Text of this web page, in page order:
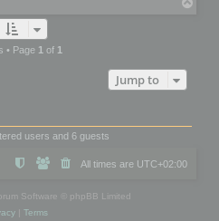
• Page 1 of 1
Jump to
users and 6 guests
All times are UTC+02:00
Software © phpBB Limited
| Terms